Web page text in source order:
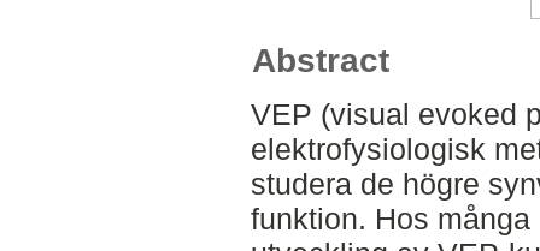
Abstract
VEP (visual evoked
elektrofysiologisk
studera de högre
funktion. Hos